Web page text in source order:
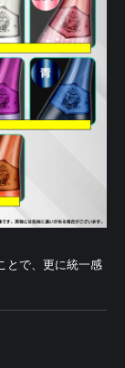
とで、更に統一感